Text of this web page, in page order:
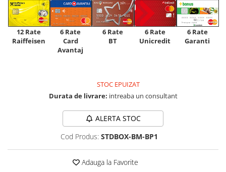
12 Rate
Raiffeisen
6 Rate
Card
Avantaj
6 Rate
BT
6 Rate
Unicredit
6 Rate
Garanti
STOC EPUIZAT
Durata de livrare: intreaba un consultant
ALERTA STOC
Cod Produs: STDBOX-BM-BP1
Adauga la Favorite